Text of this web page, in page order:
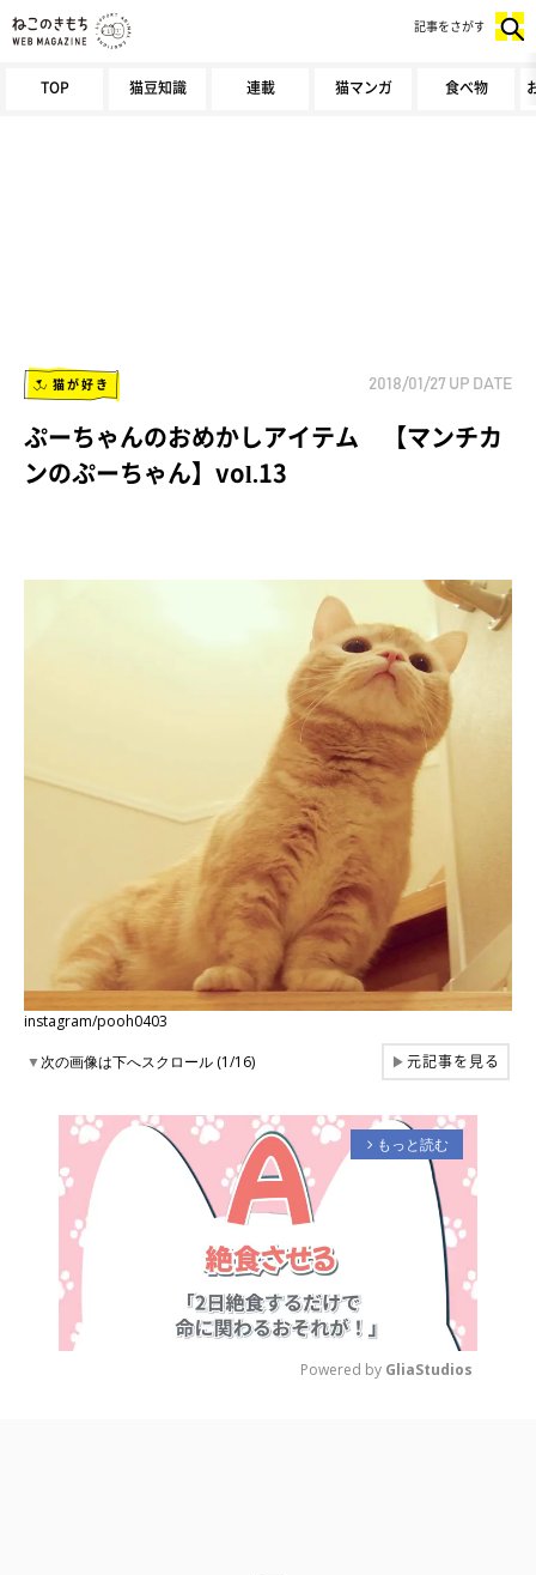
TOP 猫豆知識 連載 猫マンガ 食べ物
記事をさがす
猫が好き 2018/01/27 UP DATE
ぷーちゃんのおめかしアイテム 【マンチカ
ンのぷーちゃん】vol.13
instagram/pooh0403
▼次の画像は下へスクロール (1/16) ▶元記事を見る
arrow_forward_ios もっと読む
Powered by GliaStudios